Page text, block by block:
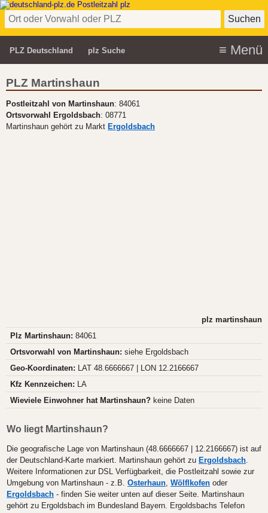
PLZ Deutschland plz Suche
PLZ Martinshaun
Postleitzahl von Martinshaun: 84061
Ortsvorwahl Ergoldsbach: 08771
Martinshaun gehört zu Markt Ergoldsbach
plz martinshaun
Plz Martinshaun: 84061
Ortsvorwahl von Martinshaun: siehe Ergoldsbach
Geo-Koordinaten: LAT 48.6666667 | LON 12.2166667
Kfz Kennzeichen: LA
Wieviele Einwohner hat Martinshaun? keine Daten
Wo liegt Martinshaun?
Die geografische Lage von Martinshaun (48.6666667 | 12.2166667) ist auf
der Deutschland-Karte markiert. Martinshaun gehört zu Ergoldsbach.
Weitere Informationen zur DSL Verfügbarkeit, die Postleitzahl sowie zur
Umgebung von Martinshaun - z.B. Osterhaun, Wölflkofen oder
Ergoldsbach - finden Sie weiter unten auf dieser Seite. Martinshaun
gehört zu Ergoldsbach im Bundesland Bayern. Ergoldsbachs Telefon